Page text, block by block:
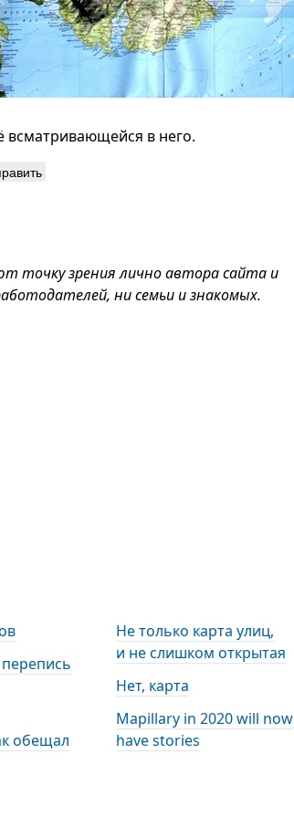
всматривающейся в него.
точку зрения лично автора сайта и
ни семьи и знакомых.
обещал
Не только карта улиц,
и не слишком открытая
Нет, карта
Mapillary in 2020 will now
have stories